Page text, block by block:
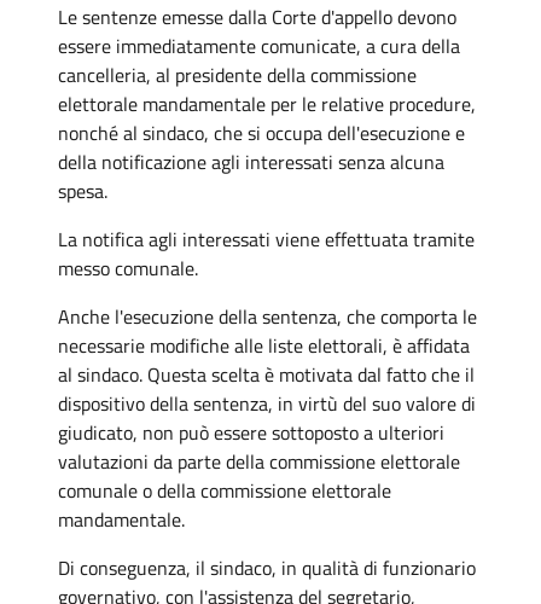
Le sentenze emesse dalla Corte d'appello devono
essere immediatamente comunicate, a cura della
cancelleria, al presidente della commissione
elettorale mandamentale per le relative procedure,
nonché al sindaco, che si occupa dell'esecuzione e
della notificazione agli interessati senza alcuna
spesa.
La notifica agli interessati viene effettuata tramite
messo comunale.
Anche l'esecuzione della sentenza, che comporta le
necessarie modifiche alle liste elettorali, è affidata
al sindaco. Questa scelta è motivata dal fatto che il
dispositivo della sentenza, in virtù del suo valore di
giudicato, non può essere sottoposto a ulteriori
valutazioni da parte della commissione elettorale
comunale o della commissione elettorale
mandamentale.
Di conseguenza, il sindaco, in qualità di funzionario
governativo, con l'assistenza del segretario,